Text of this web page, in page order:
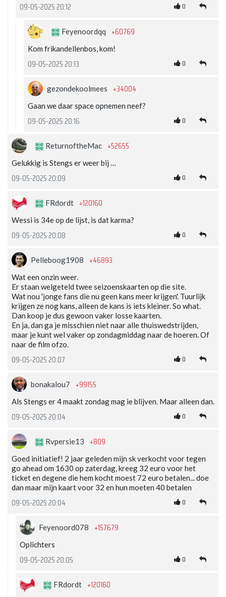
09-05-2025 20:12 0
Feyenoordqq +60769
Kom frikandellenbos, kom!
09-05-2025 20:13 0
gezondekoolmees +34004
Gaan we daar space opnemen neef?
09-05-2025 20:16 0
ReturnoftheMac +52655
Gelukkig is Stengs er weer bij …
09-05-2025 20:09 0
FRdordt +120160
Wessi is 34e op de lijst, is dat karma?
09-05-2025 20:08 0
Pelleboog1908 +46893
Wat een onzin weer.
Er staan welgeteld twee seizoenskaarten op die site.
Wat nou 'jonge fans die nu geen kans meer krijgen'. Tuurlijk
krijgen ze nog kans, alleen de kans is iets kleiner. So what.
Dan koop je dus gewoon vaker losse kaarten.
En ja, dan ga je misschien niet naar alle thuiswedstrijden,
maar je kunt wel vaker op zondagmiddag naar de hoeren. Of
naar de film ofzo.
09-05-2025 20:07 0
bonakalou7 +99155
Als Stengs er 4 maakt zondag mag ie blijven. Maar alleen dan.
09-05-2025 20:04 0
Rvpersie13 +809
Goed initiatief! 2 jaar geleden mijn sk verkocht voor tegen
go ahead om 1630 op zaterdag, kreeg 32 euro voor het
ticket en degene die hem kocht moest 72 euro betalen... doe
dan maar mijn kaart voor 32 en hun moeten 40 betalen
09-05-2025 20:04 0
Feyenoord078 +157679
Oplichters
09-05-2025 20:05 0
FRdordt +120160